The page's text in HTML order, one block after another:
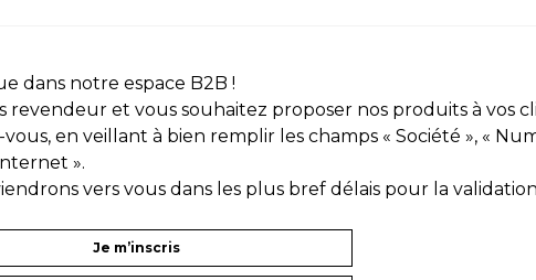
dans notre espace B2B !
revendeur et vous souhaitez proposer nos produits à vos
vous, en veillant à bien remplir les champs « Société », «
».
vers vous dans les plus bref délais pour la
Je m’inscris